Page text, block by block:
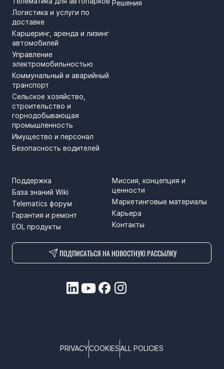
Логистика и услуги по
доставке
Каршеринг, аренда и лизинг
автомобилей
Управление
электромобильностью
Коммунальный и аварийный
транспорт
Сельское хозяйство,
строительство и
горнодобывающая
промышленность
Имущество и персонал
Безопасность водителей
Решения
Миссия, концепция и
ценности
Маркетинговые материалы
Карьера
Контакты
Поддержка
База знаний Wiki
Telematics форум
Гарантия и ремонт
EOL продукты
ПОДПИСАТЬСЯ НА НОВОСТНУЮ РАССЫЛКУ
PRIVACYCOOKIESALL POLICIES